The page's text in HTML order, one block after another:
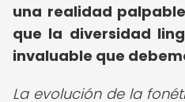
una realidad
que la diversidad
invaluable que
La evolución de la